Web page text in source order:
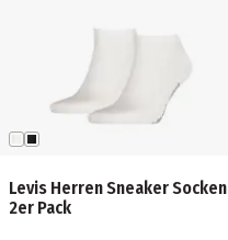
Levis Herren Sneaker Socken
2er Pack